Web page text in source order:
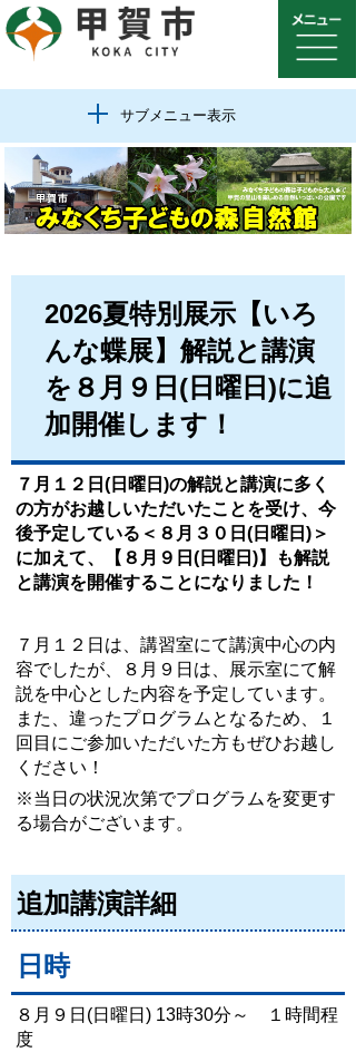
サブメニュー表示
2026夏特別展示【いろ
んな蝶展】解説と講演
を８月９日(日曜日)に追
加開催します！
７月１２日(日曜日)の解説と講演に多く
の方がお越しいただいたことを受け、今
後予定している＜８月３０日(日曜日)＞
に加えて、【８月９日(日曜日)】も解説
と講演を開催することになりました！
７月１２日は、講習室にて講演中心の内
容でしたが、８月９日は、展示室にて解
説を中心とした内容を予定しています。
また、違ったプログラムとなるため、１
回目にご参加いただいた方もぜひお越し
ください！
※当日の状況次第でプログラムを変更す
る場合がございます。
追加講演詳細
日時
８月９日(日曜日) 13時30分～ １時間程
度